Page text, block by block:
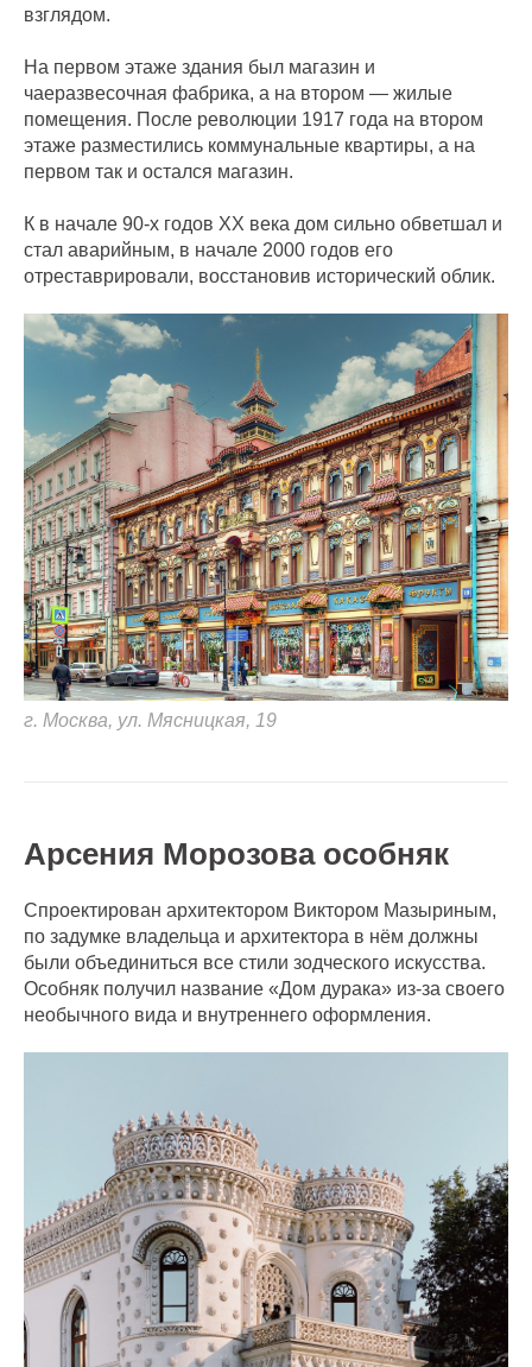
взглядом.
На первом этаже здания был магазин и
чаеразвесочная фабрика, а на втором — жилые
помещения. После революции 1917 года на втором
этаже разместились коммунальные квартиры, а на
первом так и остался магазин.
К в начале 90-х годов XX века дом сильно обветшал и
стал аварийным, в начале 2000 годов его
отреставрировали, восстановив исторический облик.
г. Москва, ул. Мясницкая, 19
Арсения Морозова особняк
Спроектирован архитектором Виктором Мазыриным,
по задумке владельца и архитектора в нём должны
были объединиться все стили зодческого искусства.
Особняк получил название «Дом дурака» из-за своего
необычного вида и внутреннего оформления.